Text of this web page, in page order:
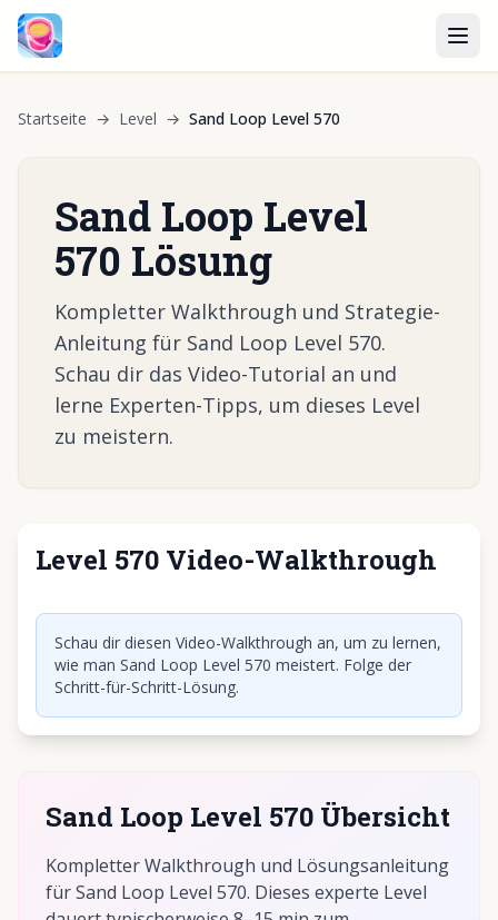
Startseite → Level → Sand Loop Level 570
Sand Loop Level
570 Lösung
Kompletter Walkthrough und Strategie-
Anleitung für Sand Loop Level 570.
Schau dir das Video-Tutorial an und
lerne Experten-Tipps, um dieses Level
zu meistern.
Level 570 Video-Walkthrough
Klicken, um Video abzuspielen
Schau dir diesen Video-Walkthrough an, um zu lernen,
wie man Sand Loop Level 570 meistert. Folge der
Schritt-für-Schritt-Lösung.
Sand Loop Level 570 Übersicht
Kompletter Walkthrough und Lösungsanleitung
für Sand Loop Level 570. Dieses experte Level